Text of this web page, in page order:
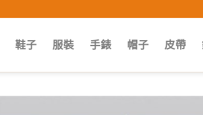
鞋子 服裝 手錶 帽子 皮帶